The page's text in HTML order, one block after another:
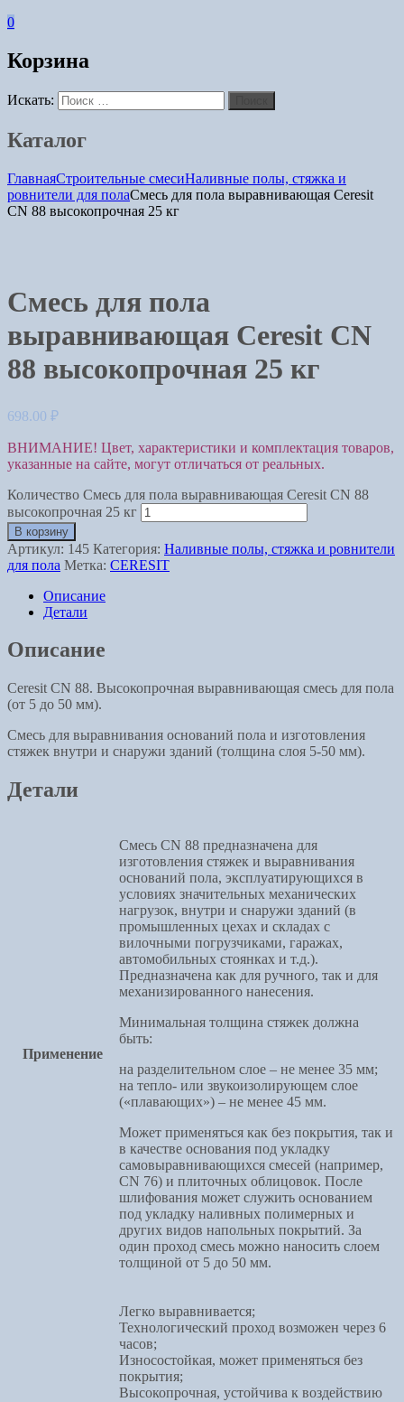
0
Корзина
Искать:
Каталог
ГлавнаяСтроительные смесиНаливные полы, стяжка и
ровнители для полаСмесь для пола выравнивающая Ceresit
CN 88 высокопрочная 25 кг
Смесь для пола
выравнивающая Ceresit CN
88 высокопрочная 25 кг
698.00 ₽
ВНИМАНИЕ! Цвет, характеристики и комплектация товаров,
указанные на сайте, могут отличаться от реальных.
Количество Смесь для пола выравнивающая Ceresit CN 88
высокопрочная 25 кг
В корзину
Артикул: 145 Категория: Наливные полы, стяжка и ровнители
для пола Метка: CERESIT
Описание
Детали
Описание
Ceresit CN 88. Высокопрочная выравнивающая смесь для пола
(от 5 до 50 мм).
Смесь для выравнивания оснований пола и изготовления
стяжек внутри и снаружи зданий (толщина слоя 5-50 мм).
Детали
Применение
Смесь CN 88 предназначена для
изготовления стяжек и выравнивания
оснований пола, эксплуатирующихся в
условиях значительных механических
нагрузок, внутри и снаружи зданий (в
промышленных цехах и складах с
вилочными погрузчиками, гаражах,
автомобильных стоянках и т.д.).
Предназначена как для ручного, так и для
механизированного нанесения.
Минимальная толщина стяжек должна
быть:
на разделительном слое – не менее 35 мм;
на тепло- или звукоизолирующем слое
(«плавающих») – не менее 45 мм.
Может применяться как без покрытия, так и
в качестве основания под укладку
самовыравнивающихся смесей (например,
CN 76) и плиточных облицовок. После
шлифования может служить основанием
под укладку наливных полимерных и
других видов напольных покрытий. За
один проход смесь можно наносить слоем
толщиной от 5 до 50 мм.
Легко выравнивается;
Технологический проход возможен через 6
часов;
Износостойкая, может применяться без
покрытия;
Высокопрочная, устойчива к воздействию